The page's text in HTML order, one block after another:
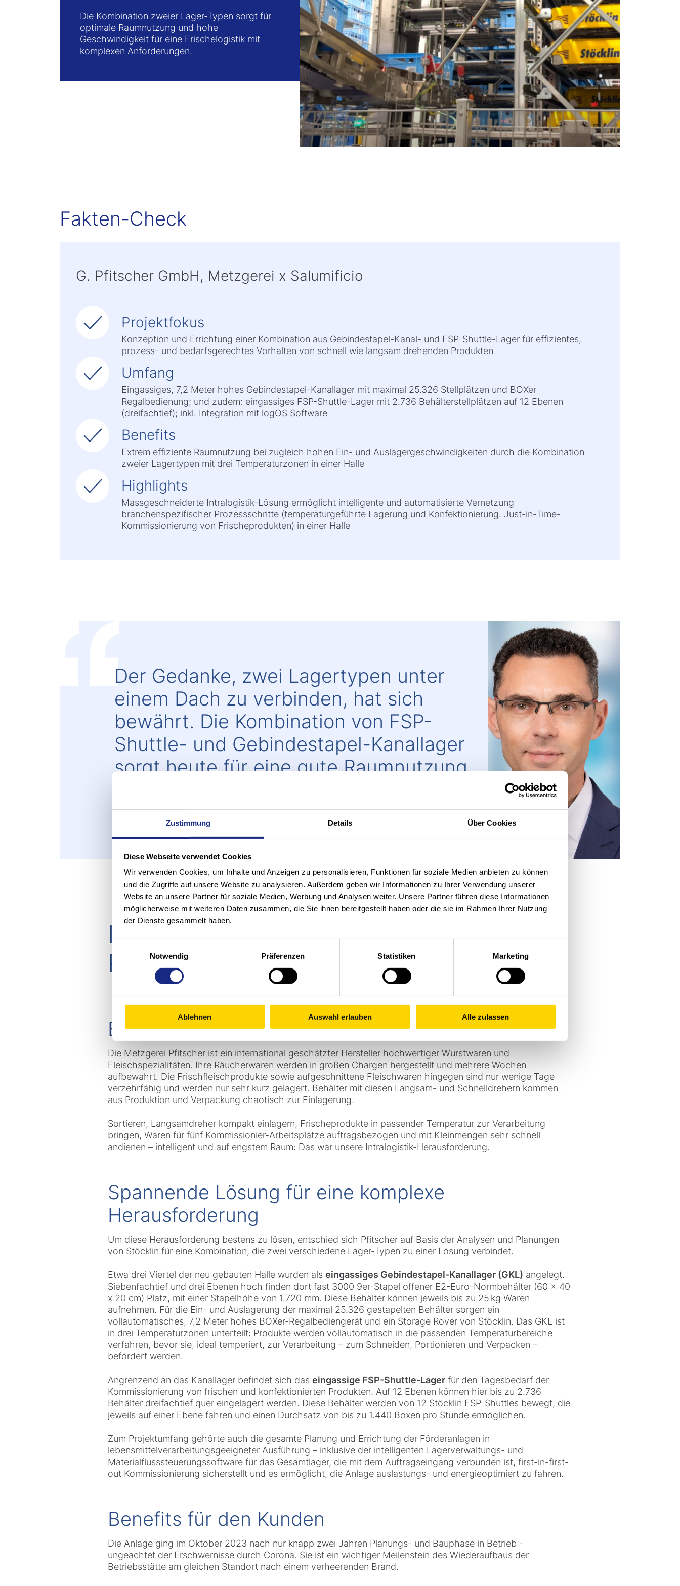
Zustimmung Details Über Cookies
Diese Webseite verwendet Cookies
Wir verwenden Cookies, um Inhalte und Anzeigen zu personalisieren, Funktionen für soziale Medien anbieten zu können
und die Zugriffe auf unsere Website zu analysieren. Außerdem geben wir Informationen zu Ihrer Verwendung unserer
Website an unsere Partner für soziale Medien, Werbung und Analysen weiter. Unsere Partner führen diese Informationen
möglicherweise mit weiteren Daten zusammen, die Sie ihnen bereitgestellt haben oder die sie im Rahmen Ihrer Nutzung
der Dienste gesammelt haben.
Notwendig
Präferenzen Statistiken Marketing
Ablehnen Auswahl erlauben Alle zulassen
Die Kombination zweier Lager-Typen sorgt für
optimale Raumnutzung und hohe
Geschwindigkeit für eine Frischelogistik mit
komplexen Anforderungen.
Fakten-Check
G. Pfitscher GmbH, Metzgerei x Salumificio
Projektfokus
Konzeption und Errichtung einer Kombination aus Gebindestapel-Kanal- und FSP-Shuttle-Lager für effizientes,
prozess- und bedarfsgerechtes Vorhalten von schnell wie langsam drehenden Produkten
Umfang
Eingassiges, 7,2 Meter hohes Gebindestapel-Kanallager mit maximal 25.326 Stellplätzen und BOXer
Regalbedienung; und zudem: eingassiges FSP-Shuttle-Lager mit 2.736 Behälterstellplätzen auf 12 Ebenen
(dreifachtief); inkl. Integration mit logOS Software
Benefits
Extrem effiziente Raumnutzung bei zugleich hohen Ein- und Auslagergeschwindigkeiten durch die Kombination
zweier Lagertypen mit drei Temperaturzonen in einer Halle
Highlights
Massgeschneiderte Intralogistik-Lösung ermöglicht intelligente und automatisierte Vernetzung
branchenspezifischer Prozessschritte (temperaturgeführte Lagerung und Konfektionierung. Just-in-Time-
Kommissionierung von Frischeprodukten) in einer Halle
Der Gedanke, zwei Lagertypen unter
einem Dach zu verbinden, hat sich
bewährt. Die Kombination von FSP-
Shuttle- und Gebindestapel-Kanallager
sorgt heute für eine gute Raumnutzung
Auslagergeschwindigkeiten.
Michael Hediger, EVP Sales & Services
Intelligent – Branchenspezifisch –
Passgenau
Ein starkes Prinzip auf Erfolgskurs
Die Metzgerei Pfitscher ist ein international geschätzter Hersteller hochwertiger Wurstwaren und
Fleischspezialitäten. Ihre Räucherwaren werden in großen Chargen hergestellt und mehrere Wochen
aufbewahrt. Die Frischfleischprodukte sowie aufgeschnittene Fleischwaren hingegen sind nur wenige Tage
verzehrfähig und werden nur sehr kurz gelagert. Behälter mit diesen Langsam- und Schnelldrehern kommen
aus Produktion und Verpackung chaotisch zur Einlagerung.
Sortieren, Langsamdreher kompakt einlagern, Frischeprodukte in passender Temperatur zur Verarbeitung
bringen, Waren für fünf Kommissionier-Arbeitsplätze auftragsbezogen und mit Kleinmengen sehr schnell
andienen – intelligent und auf engstem Raum: Das war unsere Intralogistik-Herausforderung.
Spannende Lösung für eine komplexe
Herausforderung
Um diese Herausforderung bestens zu lösen, entschied sich Pfitscher auf Basis der Analysen und Planungen
von Stöcklin für eine Kombination, die zwei verschiedene Lager-Typen zu einer Lösung verbindet.
Etwa drei Viertel der neu gebauten Halle wurden als eingassiges Gebindestapel-Kanallager (GKL) angelegt.
Siebenfachtief und drei Ebenen hoch finden dort fast 3000 9er-Stapel offener E2-Euro-Normbehälter (60 x 40
x 20 cm) Platz, mit einer Stapelhöhe von 1.720 mm. Diese Behälter können jeweils bis zu 25 kg Waren
aufnehmen. Für die Ein- und Auslagerung der maximal 25.326 gestapelten Behälter sorgen ein
vollautomatisches, 7,2 Meter hohes BOXer-Regalbediengerät und ein Storage Rover von Stöcklin. Das GKL ist
in drei Temperaturzonen unterteilt: Produkte werden vollautomatisch in die passenden Temperaturbereiche
verfahren, bevor sie, ideal temperiert, zur Verarbeitung – zum Schneiden, Portionieren und Verpacken –
befördert werden.
Angrenzend an das Kanallager befindet sich das eingassige FSP-Shuttle-Lager für den Tagesbedarf der
Kommissionierung von frischen und konfektionierten Produkten. Auf 12 Ebenen können hier bis zu 2.736
Behälter dreifachtief quer eingelagert werden. Diese Behälter werden von 12 Stöcklin FSP-Shuttles bewegt, die
jeweils auf einer Ebene fahren und einen Durchsatz von bis zu 1.440 Boxen pro Stunde ermöglichen.
Zum Projektumfang gehörte auch die gesamte Planung und Errichtung der Förderanlagen in
lebensmittelverarbeitungsgeeigneter Ausführung – inklusive der intelligenten Lagerverwaltungs- und
Materialflusssteuerungssoftware für das Gesamtlager, die mit dem Auftragseingang verbunden ist, first-in-first-
out Kommissionierung sicherstellt und es ermöglicht, die Anlage auslastungs- und energieoptimiert zu fahren.
Benefits für den Kunden
Die Anlage ging im Oktober 2023 nach nur knapp zwei Jahren Planungs- und Bauphase in Betrieb -
ungeachtet der Erschwernisse durch Corona. Sie ist ein wichtiger Meilenstein des Wiederaufbaus der
Betriebsstätte am gleichen Standort nach einem verheerenden Brand.